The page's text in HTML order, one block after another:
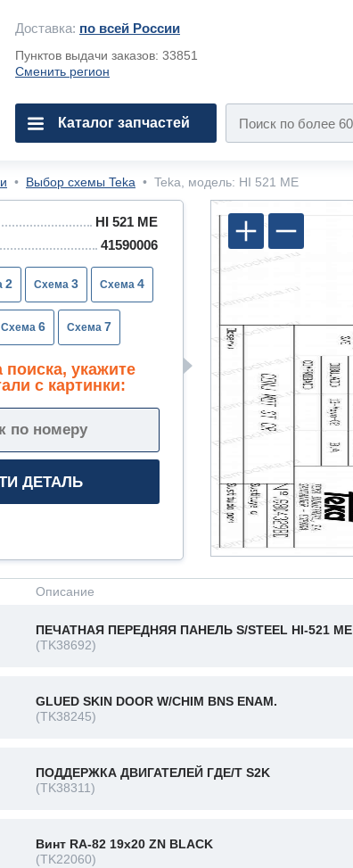
Доставка: по всей России
Пунктов выдачи заказов: 33851
Сменить регион
Каталог запчастей
• Выбор схемы Teka • Teka, модель: HI 521 ME
HI 521 ME
41590006
2 3 4
6 7
укажите
с картинки:
Описание
ПЕЧАТНАЯ ПЕРЕДНЯЯ ПАНЕЛЬ S/STEEL HI-521 ME
(TK38692)
GLUED SKIN DOOR W/CHIM BNS ENAM.
(TK38245)
ПОДДЕРЖКА ДВИГАТЕЛЕЙ ГДЕ/T S2K
(TK38311)
Винт RA-82 19x20 ZN BLACK
(TK22060)